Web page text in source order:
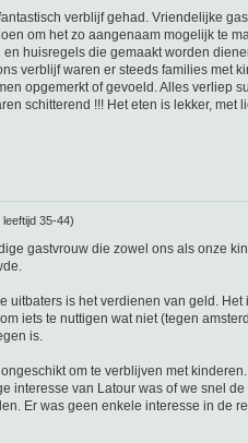
verblijf gehad. Vriendelijke
om het zo aangenaam mogelijk te
en huisregels die gemaakt worden
verblijf waren er steeds families met
opgemerkt of gevoeld. Alles verliep
schitterend !!! Het eten is lekker, met
35-44)
gastvrouw die zowel ons als onze
uitbaters is het verdienen van geld. Het
iets te nuttigen wat niet (tegen
is.
om te verblijven met
interesse van Latour was of we snel
Er was geen enkele interesse in de